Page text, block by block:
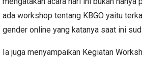
ada workshop tentang KBGO yaitu
gender online yang katanya saat ini
Ia juga menyampaikan Kegiatan